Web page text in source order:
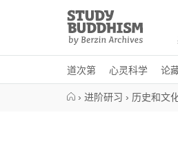
Study
Buddhism
Home
道次第 心灵科学 论
› 进阶研习 › 历史和文